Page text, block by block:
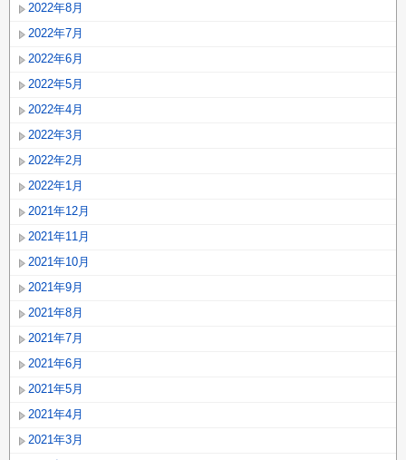
2022年8月
2022年7月
2022年6月
2022年5月
2022年4月
2022年3月
2022年2月
2022年1月
2021年12月
2021年11月
2021年10月
2021年9月
2021年8月
2021年7月
2021年6月
2021年5月
2021年4月
2021年3月